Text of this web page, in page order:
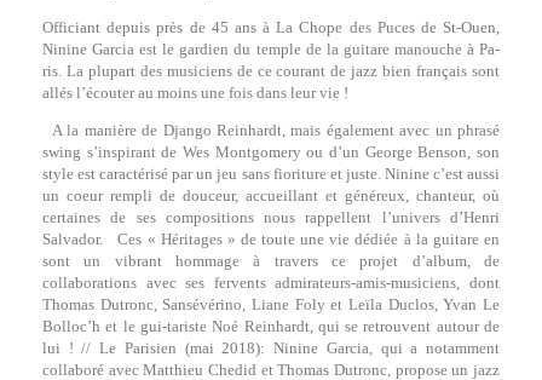
Officiant depuis près de 45 ans à La Chope des Puces de St-Ouen,
Ninine Garcia est le gardien du temple de la guitare manouche à Pa-
ris. La plupart des musiciens de ce courant de jazz bien français sont
allés l’écouter au moins une fois dans leur vie !
A la manière de Django Reinhardt, mais également avec un phrasé
swing s’inspirant de Wes Montgomery ou d’un George Benson, son
style est caractérisé par un jeu sans fioriture et juste. Ninine c’est aussi
un coeur rempli de douceur, accueillant et généreux, chanteur, où
certaines de ses compositions nous rappellent l’univers d’Henri
Salvador.
Ces « Héritages » de toute une vie dédiée à la guitare en
sont un vibrant hommage à travers ce projet d’album, de
collaborations avec ses fervents admirateurs-amis-musiciens, dont
Thomas Dutronc, Sansévérino, Liane Foly et Leïla Duclos, Yvan Le
Bolloc’h et le gui-tariste Noé Reinhardt, qui se retrouvent autour de
lui ! // Le Parisien (mai 2018): Ninine Garcia, qui a notamment
collaboré avec Matthieu Chedid et Thomas Dutronc, propose un jazz